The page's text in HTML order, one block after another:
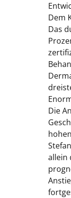
Dem
Das
Die
allein